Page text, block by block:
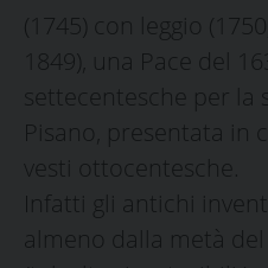
(1745) con leggio
1849), una Pace del
settecentesche per la
Pisano, presentata in
vesti ottocentesche.
Infatti gli antichi
almeno dalla metà del